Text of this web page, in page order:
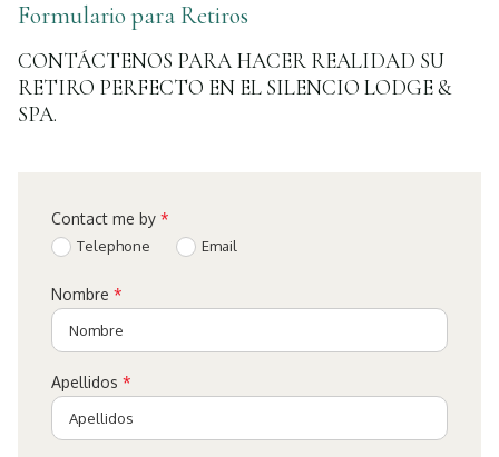
Formulario para Retiros
CONTÁCTENOS PARA HACER REALIDAD SU
RETIRO PERFECTO EN EL SILENCIO LODGE &
SPA.
Contact me by *
Telephone Email
Nombre *
Apellidos *